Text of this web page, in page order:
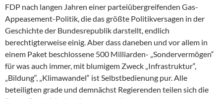
FDP nach langen Jahren einer parteiübergreifenden Gas-
Appeasement-Politik, die das größte Politikversagen in der
Geschichte der Bundesrepublik darstellt, endlich
berechtigterweise einig. Aber dass daneben und vor allem in
einem Paket beschlossene 500 Milliarden- „Sondervermögen“
für was auch immer, mit blumigem Zweck „Infrastruktur“,
„Bildung“, „Klimawandel“ ist Selbstbedienung pur. Alle
beteiligten grade und demnächst Regierenden teilen sich die